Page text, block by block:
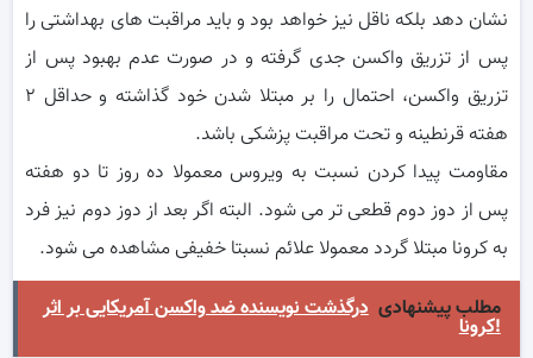
نشان دهد بلکه ناقل نیز خواهد بود و باید مراقبت های بهداشتی را
پس از تزریق واکسن جدی گرفته و در صورت عدم بهبود پس از
تزریق واکسن، احتمال را بر مبتلا شدن خود گذاشته و حداقل ۲
هفته قرنطینه و تحت مراقبت پزشکی باشد.
مقاومت پیدا کردن نسبت به ویروس معمولا ده روز تا دو هفته
پس از دوز دوم قطعی تر می شود. البته اگر بعد از دوز دوم نیز فرد
به کرونا مبتلا گردد معمولا علائم نسبتا خفیفی مشاهده می شود.
مطلب پیشنهادی درگذشت نویسنده ضد واکسن آمریکایی بر اثر
کرونا!